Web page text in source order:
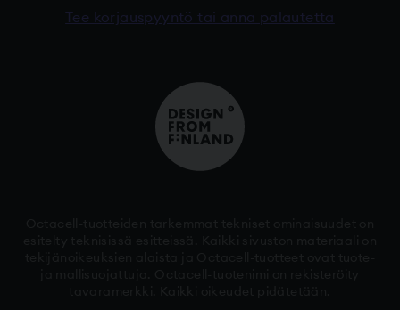
Tee korjauspyyntö tai anna palautetta